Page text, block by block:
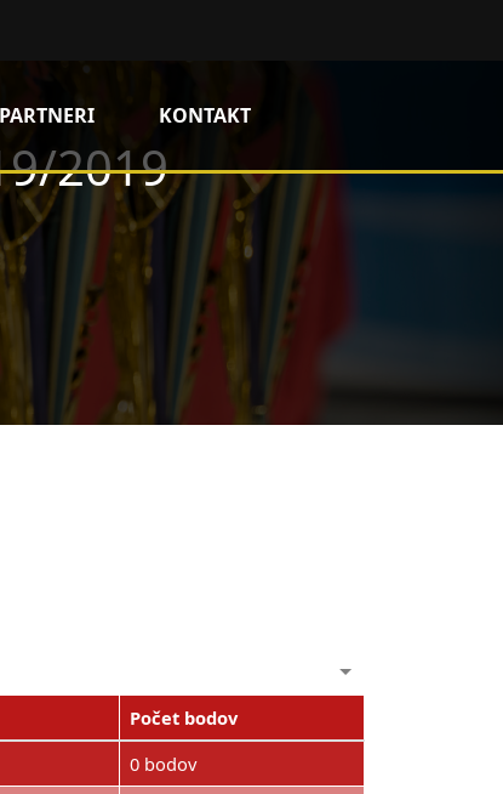
PARTNERI KONTAKT
2019
Počet bodov
0 bodov